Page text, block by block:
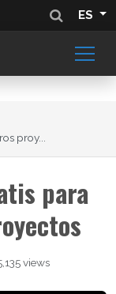
ES
proy...
para
views